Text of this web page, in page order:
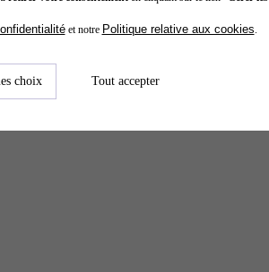
et notre Politique relative aux cookies
choix Tout accepter